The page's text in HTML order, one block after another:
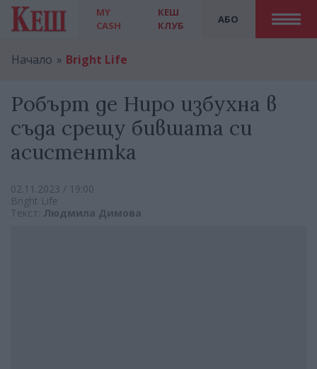
MY
CASH
АБО
КЕШ
КЛУБ
Начало Bright Life
Робърт де Ниро избухна в
съда срещу бившата си
асистентка
02.11.2023 / 19:00
Bright Life
Текст: Людмила Димова